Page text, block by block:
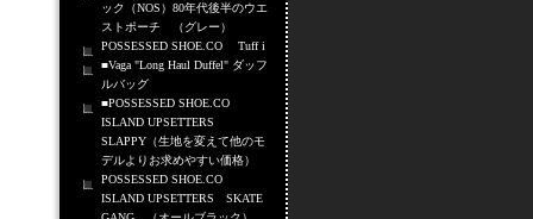
ック（NOS）80年代後半のウエ
ストポーチ （グレー）
POSSESSED SHOE.CO Tuff i
■Vaga "Long Haul Duffel" ダッフ
ルバッグ
■POSSESSED SHOE.CO
ISLAND UPSETTERS
SLAPPY（生地を変えて他のモ
デルよりお求めやすい価格）
POSSESSED SHOE.CO
ISLAND UPSETTERS SKATE